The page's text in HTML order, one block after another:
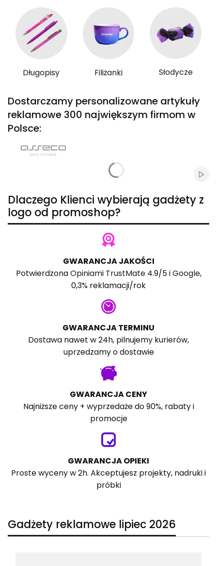
Długopisy Filiżanki Słodycze
Dostarczamy personalizowane artykuły
reklamowe 300 największym firmom w
Polsce:
Dlaczego Klienci wybierają gadżety z
logo od promoshop?
GWARANCJA JAKOŚCI
PotwierdzonaOpiniami TrustMate4.9/5 iGoogle,
0,3% reklamacji/rok
GWARANCJA TERMINU
Dostawa nawet w 24h, pilnujemy kurierów,
uprzedzamy o dostawie
GWARANCJA CENY
Najniższe ceny + wyprzedaże do 90%, rabaty i
promocje
GWARANCJA OPIEKI
Proste wyceny w 2h. Akceptujesz projekty, nadruki i
próbki
Gadżety reklamowe lipiec 2026